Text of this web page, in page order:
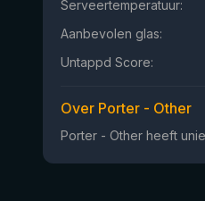
Serveertemperatuur:
Aanbevolen glas:
Untappd Score:
Over Porter - Other
Porter - Other heeft